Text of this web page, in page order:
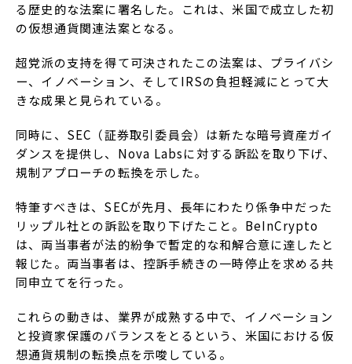
る歴史的な法案に署名した。これは、米国で成立した初
の仮想通貨関連法案となる。
超党派の支持を得て可決されたこの法案は、プライバシ
ー、イノベーション、そしてIRSの負担軽減にとって大
きな成果と見られている。
同時に、SEC（証券取引委員会）は新たな暗号資産ガイ
ダンスを提供し、Nova Labsに対する訴訟を取り下げ、
規制アプローチの転換を示した。
特筆すべきは、SECが先月、長年にわたり係争中だった
リップル社との訴訟を取り下げたこと。BeInCrypto
は、両当事者が法的紛争で暫定的な和解合意に達したと
報じた。両当事者は、控訴手続きの一時停止を求める共
同申立てを行った。
これらの動きは、業界が成熟する中で、イノベーション
と投資家保護のバランスをとるという、米国における仮
想通貨規制の転換点を示唆している。